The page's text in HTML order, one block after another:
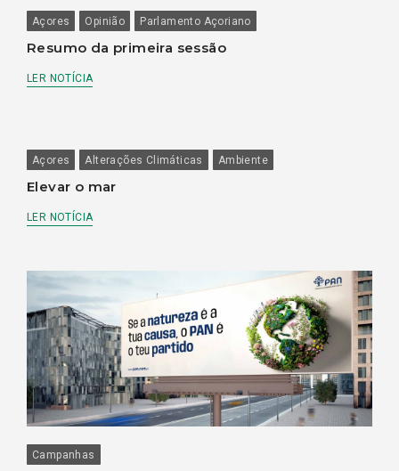
Açores Opinião Parlamento Açoriano
Resumo da primeira sessão
LER NOTÍCIA
Açores Alterações Climáticas Ambiente
Elevar o mar
LER NOTÍCIA
Campanhas